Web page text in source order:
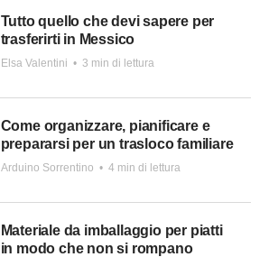
Tutto quello che devi sapere per
trasferirti in Messico
Elsa Valentini • 3 min di lettura
Come organizzare, pianificare e
prepararsi per un trasloco familiare
Arduino Sorrentino • 4 min di lettura
Materiale da imballaggio per piatti
in modo che non si rompano